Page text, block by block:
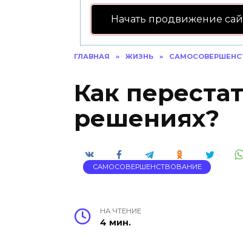
Начать продвижение
ГЛАВНАЯ » ЖИЗНЬ »
Как
решениях?
САМОСОВЕРШЕНСТВОВАНИЕ
НА ЧТЕНИЕ
4 мин.